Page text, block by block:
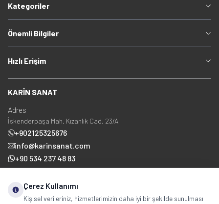
Kategoriler
Önemli Bilgiler
Hızlı Erişim
KARİN SANAT
Adres
İskenderpaşa Mah. Kızanlık Cad. 23/A
+902125325676
info@karinsanat.com
+90 534 237 48 83
Çerez Kullanımı
Kişisel verileriniz, hizmetlerimizin daha iyi bir şekilde sunulması